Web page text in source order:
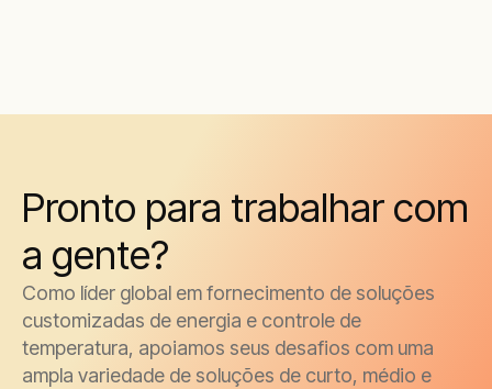
Pronto para trabalhar com
a gente?
Como líder global em fornecimento de soluções
customizadas de energia e controle de
temperatura, apoiamos seus desafios com uma
ampla variedade de soluções de curto, médio e